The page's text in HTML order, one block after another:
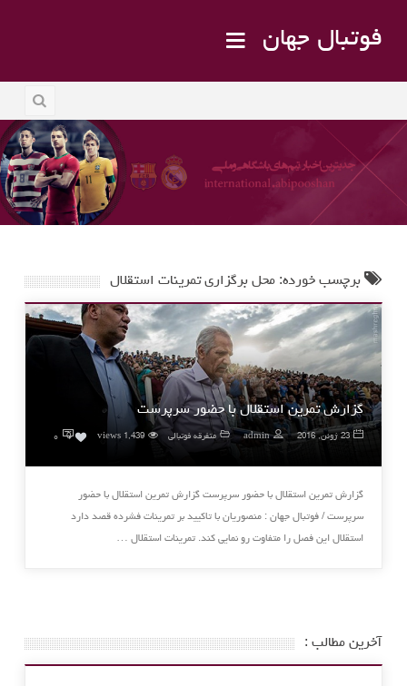
فوتبال جهان
برچسب خورده: محل برگزاری تمرینات استقلال
گزارش تمرین استقلال با حضور سرپرست
23 ژوئن, 2016 admin متفرقه فوتبالی 1,439 views
0 ۰
گزارش تمرین استقلال با حضور سرپرست گزارش تمرین استقلال با حضور
سرپرست / فوتبال جهان : منصوریان با تاکیید بر تمرینات فشرده قصد دارد
استقلال این فصل را متفاوت رو نمایی کند. تمرینات استقلال …
آخرین مطالب :